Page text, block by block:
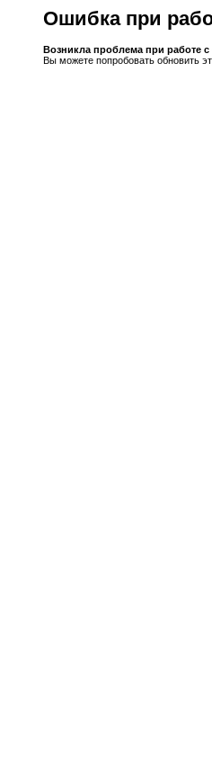
Ошибка при
Возникла проблема при работе
Вы можете попробовать обновить